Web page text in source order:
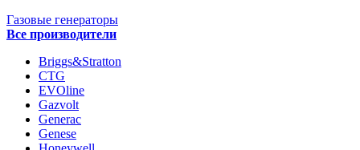
Газовые генераторы
Все производители
Briggs&Stratton
CTG
EVOline
Gazvolt
Generac
Genese